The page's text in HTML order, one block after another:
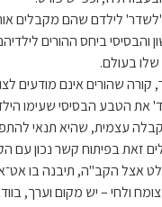
'לשדר' לילדם שהם מקבלים
והבסיסי ביחס ההורים
שלו בעולם.
שהורים אינם מודעים
את הטבע הבסיסי שעימו
עצמית, שהיא תנאי
זאת בפיתוח קשר נכון עם
אצל הקב"ה, תיבנה בו
ולחי – יש מקום וערך,